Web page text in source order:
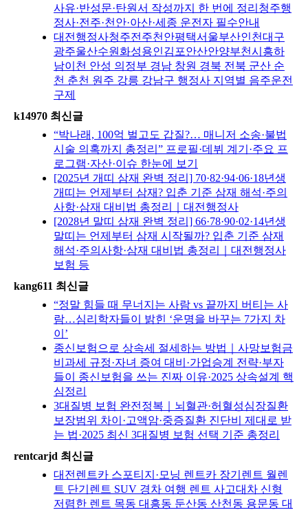
사유·반성문·탄원서 작성까지 한 번에 정리청주행
정사·전주·천안·아산·세종 운전자 필수안내
대전행정사청주전주천안평택서울부산인천대구
광주울산수원화성용인김포안산안양부천시흥하
남이천 안성 의정부 경남 창원 경북 전북 군산 순
천 춘천 원주 강릉 강남구 행정사 지역별 음주운전
구제
k14970 최신글
“박나래, 100억 벌고도 갑질?… 매니저 소송·불법
시술 의혹까지 총정리” 프로필·데뷔 계기·주요 프
로그램·자산·이슈 한눈에 보기
[2025년 개띠 삼재 완벽 정리] 70·82·94·06·18년생
개띠는 언제부터 삼재? 입춘 기준 삼재 해석·주의
사항·삼재 대비법 총정리｜대전행정사
[2028년 말띠 삼재 완벽 정리] 66·78·90·02·14년생
말띠는 언제부터 삼재 시작될까? 입춘 기준 삼재
해석·주의사항·삼재 대비법 총정리｜대전행정사
보험 등
kang611 최신글
“정말 힘들 때 무너지는 사람 vs 끝까지 버티는 사
람…심리학자들이 밝힌 ‘운명을 바꾸는 7가지 차
이’
종신보험으로 상속세 절세하는 방법｜사망보험금
비과세 규정·자녀 증여 대비·가업승계 전략·부자
들이 종신보험을 쓰는 진짜 이유·2025 상속설계 핵
심정리
3대질병 보험 완전정복｜뇌혈관·허혈성심장질환
보장범위 차이·고액암·중증질환 진단비 제대로 받
는 법·2025 최신 3대질병 보험 선택 기준 총정리
rentcarjd 최신글
대전렌트카 스포티지·모닝 렌트카 장기렌트 월렌
트 단기렌트 SUV 경차 여행 렌트 사고대차 신형
저렴한 렌트 목동 대흥동 둔산동 산천동 용문동 대